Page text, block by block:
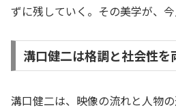
ずに残していく。その美学が、今
溝口健二は格調と社会性を
溝口健二は、映像の流れと人物